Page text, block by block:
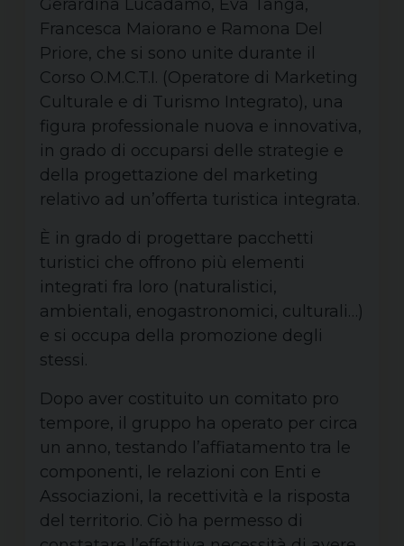
Gerardina Lucadamo, Eva Tanga,
Francesca Maiorano e Ramona Del
Priore, che si sono unite durante il
Corso O.M.C.T.I. (Operatore di Marketing
Culturale e di Turismo Integrato), una
figura professionale nuova e innovativa,
in grado di occuparsi delle strategie e
della progettazione del marketing
relativo ad un’offerta turistica integrata.
È in grado di progettare pacchetti
turistici che offrono più elementi
integrati fra loro (naturalistici,
ambientali, enogastronomici, culturali…)
e si occupa della promozione degli
stessi.
Dopo aver costituito un comitato pro
tempore, il gruppo ha operato per circa
un anno, testando l’affiatamento tra le
componenti, le relazioni con Enti e
Associazioni, la recettività e la risposta
del territorio. Ciò ha permesso di